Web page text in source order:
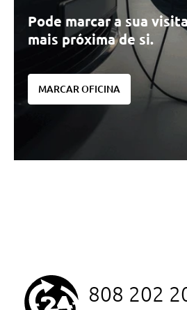
Pode marcar a sua
mais próxima de si.
MARCAR OFICINA
808 202